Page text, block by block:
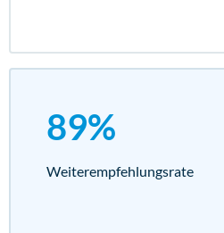
89%
Weiterempfehlungs­rate